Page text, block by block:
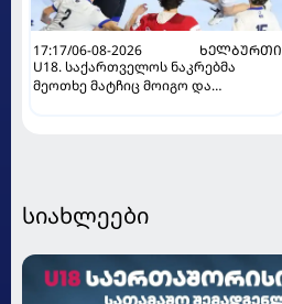
17:17/06-08-2026
ᲮᲔᲚᲑᲣᲠᲗᲘ
U18. საქართველოს ნაკრებმა
მეოთხე მატჩიც მოიგო და
სიახლეები